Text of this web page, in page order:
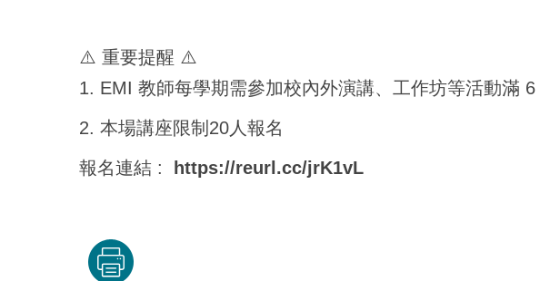
⚠️ 重要提醒 ⚠️
1. EMI 教師每學期需參加校內外演講、工作坊等活動滿
2. 本場講座限制20人報名
報名連結 :
https://reurl.cc/jrK1vL